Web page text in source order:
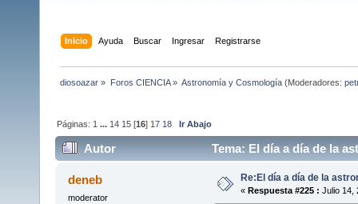
Inicio Ayuda Buscar Ingresar Registrarse
diosoazar » Foros CIENCIA» Astronomía y Cosmología(Moderadores:
Páginas: 1 ... 14 15 [16] 17 18 Ir Abajo
Autor Tema: El día a día de la
deneb
moderator
Re:El día a día de la
« Respuesta #225 : Julio 14,